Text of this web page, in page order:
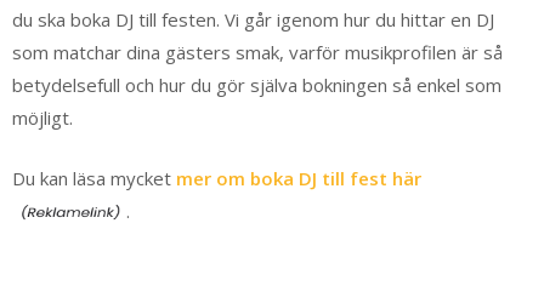
du ska boka DJ till festen. Vi går igenom hur du hittar en DJ
som matchar dina gästers smak, varför musikprofilen är så
betydelsefull och hur du gör själva bokningen så enkel som
möjligt.
Du kan läsa mycket mer om boka DJ till fest här
.